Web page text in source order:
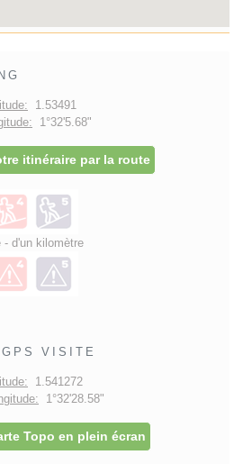
1.53491
1°32'5.68"
itinéraire par la route
- d'un kilomètre
VISITE
1.541272
1°32'28.58"
Topo en plein écran